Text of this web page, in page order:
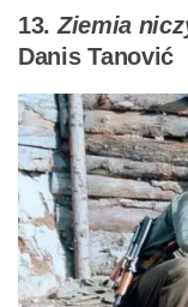
13.Ziemia
Danis Tanović